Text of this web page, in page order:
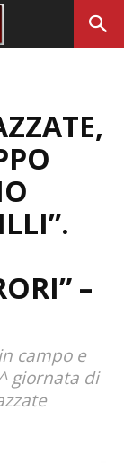
–
campo e
giornata di